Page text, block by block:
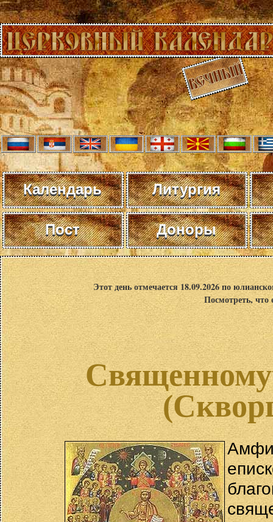
Календарь Литургия
Пост Доноры
Этот день отмечается 18.09.2026 по
Посмотреть,